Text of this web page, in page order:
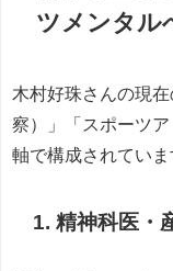
ツメンタル
木村好珠さんの現
察）」「スポーツ
軸で構成されていま
1. 精神科医・